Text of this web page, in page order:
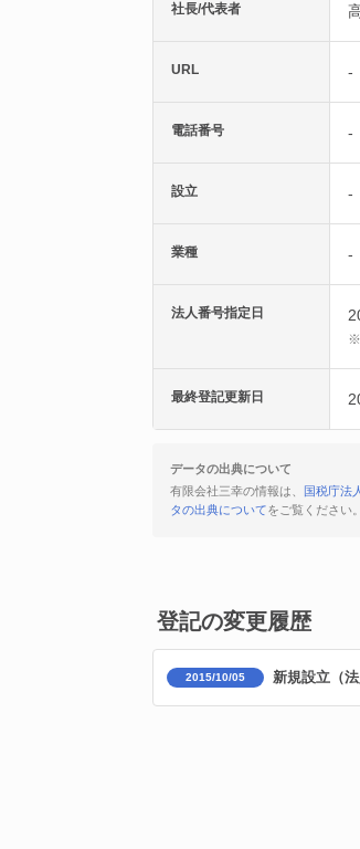
社長/代表者
URL -
電話番号 -
設立 -
業種 -
法人番号指定日
最終登記更新日
データの出典について
有限会社三幸の情報は、
国税庁法
タの出典についてをご覧ください。
登記の変更履歴
2015/10/05 新規設立（法